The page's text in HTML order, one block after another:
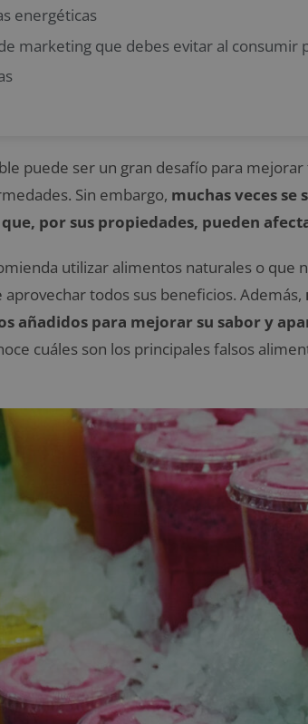
energéticas
marketing que debes evitar al consumir
puede ser un gran desafío para
Sin embargo, muchas veces se
por sus propiedades, pueden
utilizar alimentos naturales o que
todos sus beneficios. Además,
añadidos para mejorar su sabor y
cuáles son los principales falsos